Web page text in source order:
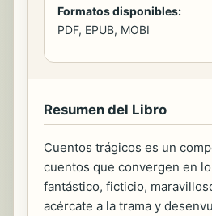
Formatos disponibles:
PDF, EPUB, MOBI
Resumen del Libro
Cuentos trágicos es un
cuentos que convergen en
fantástico, ficticio,
acércate a la trama y